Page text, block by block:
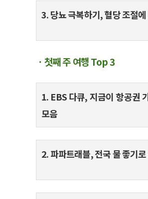
3. 당뇨 극복하기, 혈당 조절
ㆍ첫째 주 여행 Top 3
1. EBS 다큐, 지금이 항공권
모음
2. 파파트래블, 전국 물 좋기